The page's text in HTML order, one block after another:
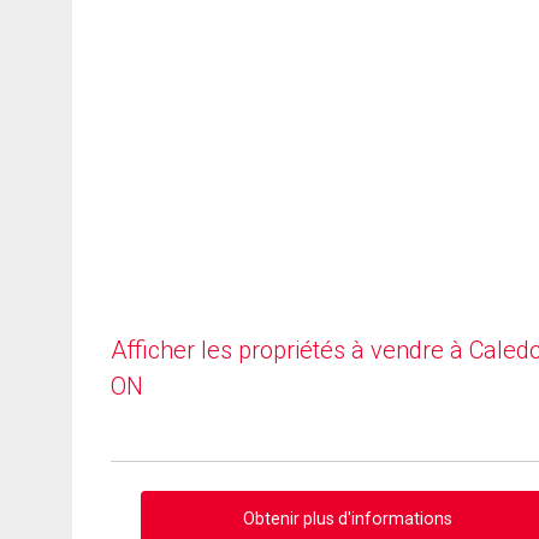
Afficher les propriétés à vendre à
ON
Obtenir plus d'informations